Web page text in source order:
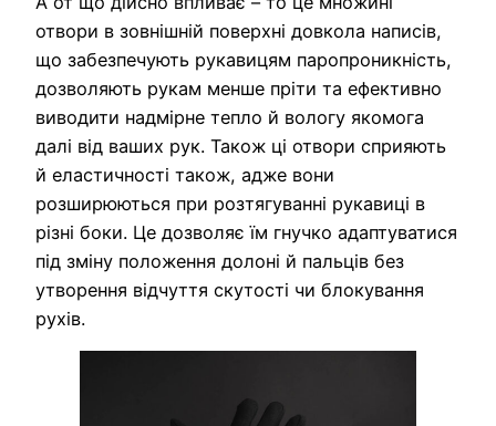
отвори в зовнішній поверхні довкола написів,
що забезпечують рукавицям паропроникність,
дозволяють рукам менше пріти та ефективно
виводити надмірне тепло й вологу якомога
далі від ваших рук. Також ці отвори сприяють
й еластичності також, адже вони
розширюються при розтягуванні рукавиці в
різні боки. Це дозволяє їм гнучко адаптуватися
під зміну положення долоні й пальців без
утворення відчуття скутості чи блокування
рухів.